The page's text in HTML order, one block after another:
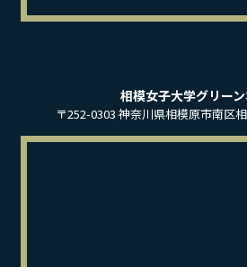
相模女子大学グリー
〒252-0303 神奈川県相模原市南区